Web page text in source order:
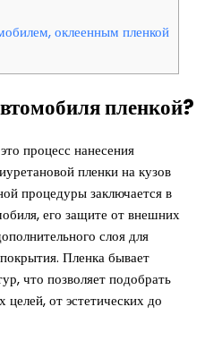
оклеенным пленкой
пленкой?
процесс нанесения
пленки на кузов
процедуры заключается в
его защите от внешних
слоя для
Пленка бывает
что позволяет подобрать
от эстетических до